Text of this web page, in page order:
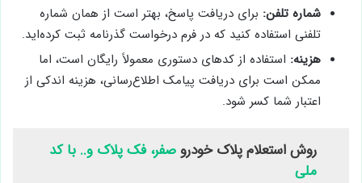
شماره تلفن: برای دریافت پاسخ، بهتر است از همان شماره
تلفنی استفاده کنید که در فرم درخواست گذرنامه ثبت کرده‌اید.
هزینه: استفاده از کدهای دستوری معمولاً رایگان است، اما
ممکن است برای دریافت پیامک اطلاع‌رسانی، هزینه اندکی از
اعتبار شما کسر شود.
روش استعلام پلاک خودرو صفر، فک پلاک و.. با کد
ملی